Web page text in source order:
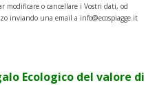
o cancellare i Vostri dati, od
inviando una email a info@ecospiagge.it
Ecologico del valore di